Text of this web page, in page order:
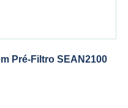
Pré-Filtro SEAN2100